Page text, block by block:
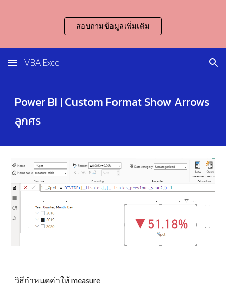
Skip to main content Skip to navigation
สอบถามข้อมูลเพิ่มเติม
VBA Excel
Power BI | Custom Format Show Arrows
ลูกศร
วิธีกำหนดค่าให้ measure